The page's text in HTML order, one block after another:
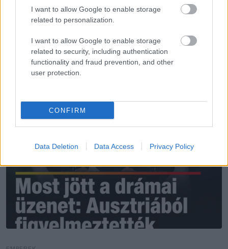
I want to allow Google to enable storage
related to personalization.
I want to allow Google to enable storage
related to security, including authentication
functionality and fraud prevention, and other
user protection.
CONFIRM
Data Deletion Data Access Privacy Policy